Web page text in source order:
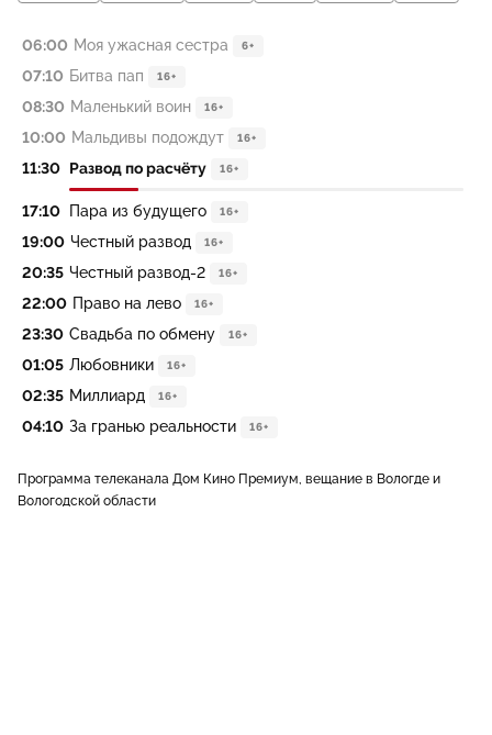
06:00 Моя ужасная сестра 6+
07:10 Битва пап 16+
08:30 Маленький воин 16+
10:00 Мальдивы подождут 16+
11:30 Развод по расчёту 16+
17:10 Пара из будущего 16+
19:00 Честный развод 16+
20:35 Честный развод-2 16+
22:00 Право на лево 16+
23:30 Свадьба по обмену 16+
01:05 Любовники 16+
02:35 Миллиард 16+
04:10 За гранью реальности 16+
Программа телеканала Дом Кино Премиум, вещание в Вологде и
Вологодской области